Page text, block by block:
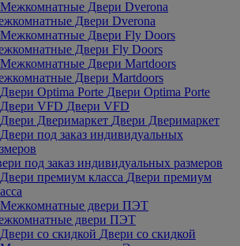
Двери Dverona
Двери Fly Doors
Двери Martdoors
Двери Optima Porte
Двери VFD
Двери Дверимаркет
под заказ индивидуальных размеров
Двери премиум
двери ПЭТ
Двери со скидкой